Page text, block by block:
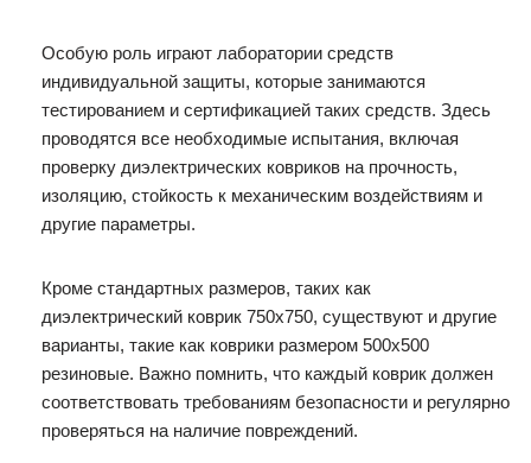
Особую роль играют лаборатории средств
индивидуальной защиты, которые занимаются
тестированием и сертификацией таких средств. Здесь
проводятся все необходимые испытания, включая
проверку диэлектрических ковриков на прочность,
изоляцию, стойкость к механическим воздействиям и
другие параметры.
Кроме стандартных размеров, таких как
диэлектрический коврик 750х750, существуют и другие
варианты, такие как коврики размером 500х500
резиновые. Важно помнить, что каждый коврик должен
соответствовать требованиям безопасности и регулярно
проверяться на наличие повреждений.